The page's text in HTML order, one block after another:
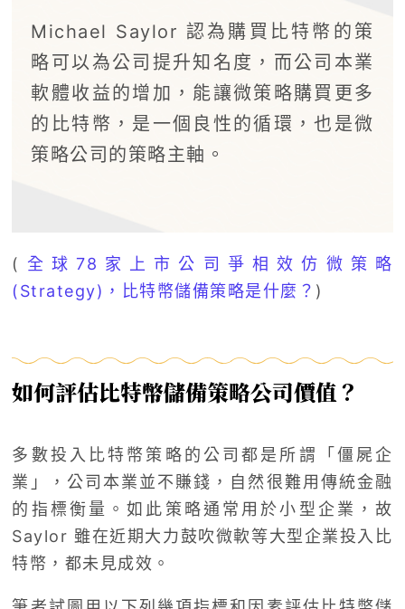
Michael Saylor 認為購買比特幣的策
略可以為公司提升知名度，而公司本業
軟體收益的增加，能讓微策略購買更多
的比特幣，是一個良性的循環，也是微
策略公司的策略主軸。
( 全球78家上市公司爭相效仿微策略
(Strategy)，比特幣儲備策略是什麼？ )
如何評估比特幣儲備策略公司價值？
多數投入比特幣策略的公司都是所謂「僵屍企
業」，公司本業並不賺錢，自然很難用傳統金融
的指標衡量。如此策略通常用於小型企業，故
Saylor 雖在近期大力鼓吹微軟等大型企業投入比
特幣，都未見成效。